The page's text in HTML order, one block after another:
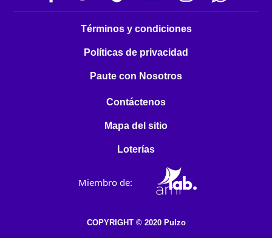
Términos y condiciones
Políticas de privacidad
Paute con Nosotros
Contáctenos
Mapa del sitio
Loterías
Miembro de:
COPYRIGHT © 2020 Pulzo